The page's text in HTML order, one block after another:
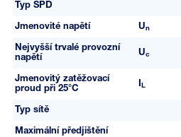
Typ SPD
Jmenovité napětí Un
Nejvyšší trvalé provozní
napětí
Uc
Jmenovitý zatěžovací
proud při 25°C
L
Typ sítě
Maximální předjištění